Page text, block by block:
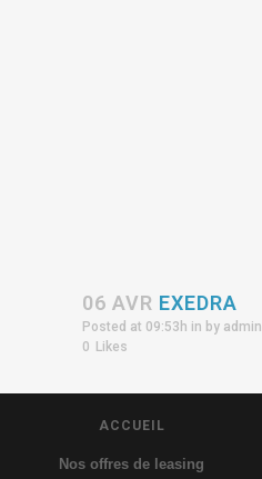
06 AVR EXEDRA
Posted at 09:53h in by admin
0 Likes
ACCUEIL
Nos offres de leasing